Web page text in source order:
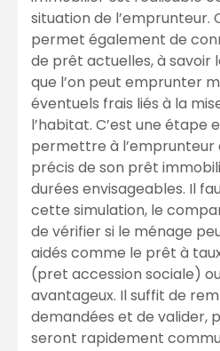
situation de l’emprunteur.
permet également de
de prêt actuelles, à savoir
que l’on peut emprunter
éventuels frais liés à la
l’habitat. C’est une étape
permettre à l’emprunteur
précis de son prêt
durées envisageables. Il
cette simulation, le
de vérifier si le ménage
aidés comme le prêt à
(pret accession sociale)
avantageux. Il suffit de
demandées et de valider,
seront rapidement